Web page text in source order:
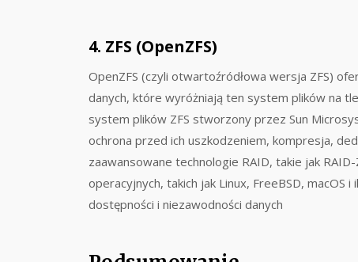
4. ZFS (OpenZFS)
OpenZFS (czyli otwartoźródłowa wersja ZFS)
danych, które wyróżniają ten system plików na
system plików ZFS stworzony przez Sun
ochrona przed ich uszkodzeniem, kompresja,
zaawansowane technologie RAID, takie jak
operacyjnych, takich jak Linux, FreeBSD,
dostępności i niezawodności danych